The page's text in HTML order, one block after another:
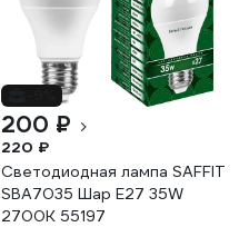
200 ₽
220 ₽
Светодиодная лампа SAFFIT
SBA7035 Шар E27 35W
2700K 55197